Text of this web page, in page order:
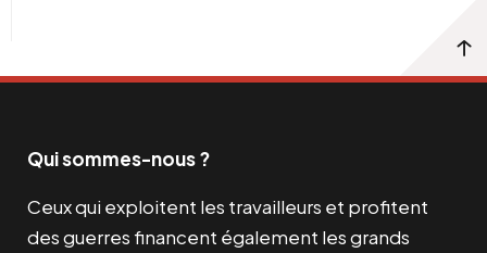
Qui sommes-nous ?
Ceux qui exploitent les travailleurs et profitent
des guerres financent également les grands